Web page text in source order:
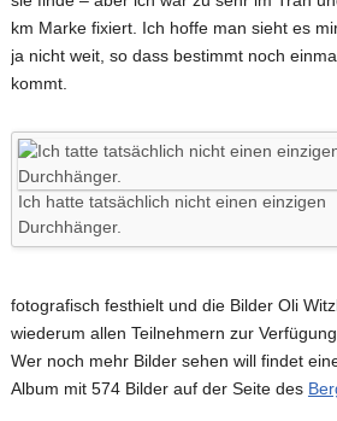
km Marke fixiert. Ich hoffe man sieht es
ja nicht weit, so dass bestimmt noch
kommt.
Ich hatte tatsächlich nicht einen einzigen
Durchhänger.
fotografisch festhielt und die Bilder Oli
wiederum allen Teilnehmern zur Verfügung
Wer noch mehr Bilder sehen will findet
Album mit 574 Bilder auf der Seite des